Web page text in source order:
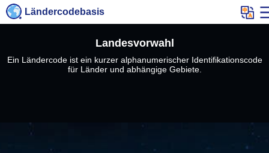
Ländercodebasis
Landesvorwahl
Ein Ländercode ist ein kurzer alphanumerischer Identifikationscode
für Länder und abhängige Gebiete.